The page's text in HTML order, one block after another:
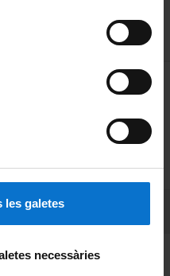
les galetes
necessàries
MENÚ PEU 1
Privacidad y términos
Sobre UBtv
de la